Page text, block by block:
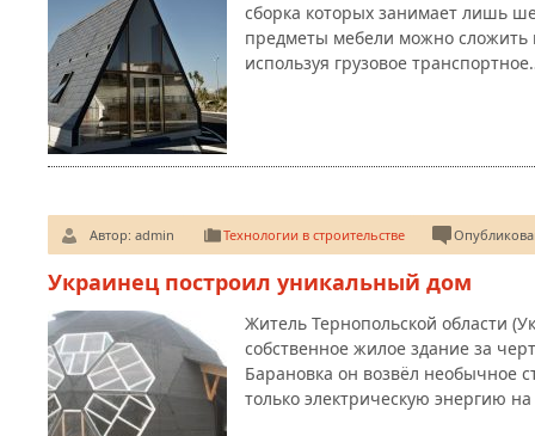
сборка которых занимает лишь
предметы мебели можно сложить
используя грузовое
Автор: admin Технологии в строительстве
Украинец построил уникальный дом
Житель Тернопольской области
собственное жилое здание за
Барановка он возвёл необычное
только электрическую энергию